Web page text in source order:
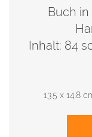
Buch in
Inhalt: 84
13.5 x 14.8